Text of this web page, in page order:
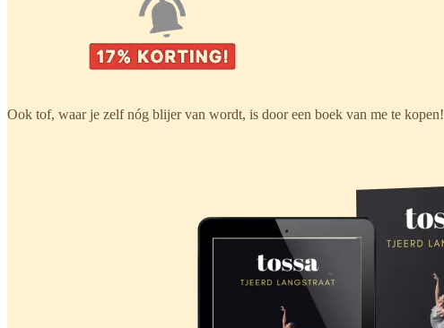
Ook tof, waar je zelf nóg blijer van wordt, is door een boek van me te kopen!